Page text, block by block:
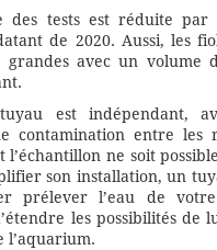
des tests est réduite par
de 2020. Aussi, les
grandes avec un volume
est indépendant,
contamination entre les
l’échantillon ne soit
son installation, un
prélever l’eau de
les possibilités de
l’aquarium.